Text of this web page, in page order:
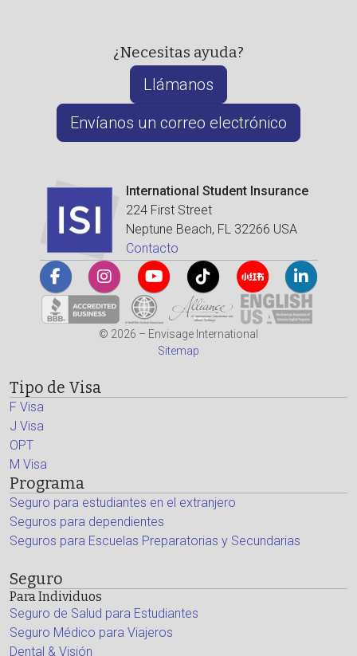
¿Necesitas ayuda?
Llámanos
Envíanos un correo electrónico
International Student Insurance
224 First Street
Neptune Beach, FL 32266 USA
Contacto
© 2026 – Envisage International
Sitemap
Tipo de Visa
F Visa
J Visa
OPT
M Visa
Programa
Seguro para estudiantes en el extranjero
Seguros para dependientes
Seguros para Escuelas Preparatorias y Secundarias
Seguro
Para Individuos
Seguro de Salud para Estudiantes
Seguro Médico para Viajeros
Dental & Visión